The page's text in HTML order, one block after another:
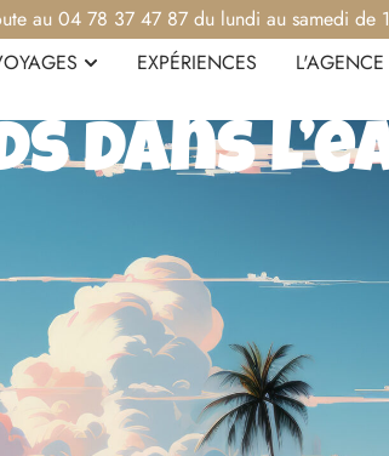
au 04 78 37 47 87 du lundi au samedi de
EXPÉRIENCES L'AGENCE
dans